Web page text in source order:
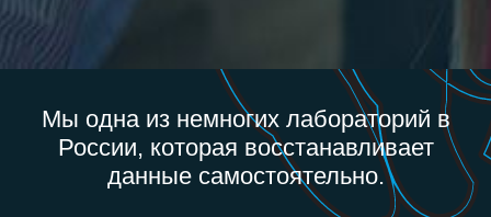
Мы одна из немногих лабораторий в
России, которая восстанавливает
данные самостоятельно.